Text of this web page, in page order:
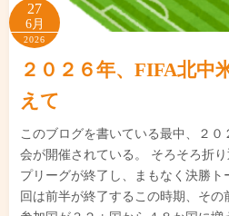
27
6月
2026
２０２６年、FIFA北中
えて
このブログを書いている最中、２０
会が開催されている。 そろそろ折
プリーグが終了し、まもなく決勝
回は前半が終了するこの時期、そ